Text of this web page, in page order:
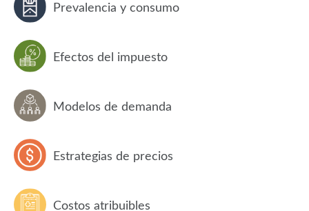
Prevalencia y consumo
Efectos del impuesto
Modelos de demanda
Estrategias de precios
Costos atribuibles